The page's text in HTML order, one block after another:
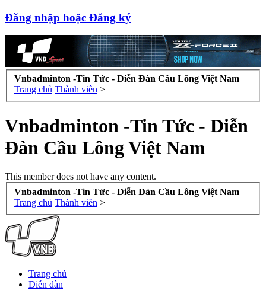
Đăng nhập hoặc Đăng ký
Vnbadminton -Tin Tức - Diễn Đàn Cầu Lông Việt Nam
Trang chủ Thành viên >
Vnbadminton -Tin Tức - Diễn
Đàn Cầu Lông Việt Nam
This member does not have any content.
Vnbadminton -Tin Tức - Diễn Đàn Cầu Lông Việt Nam
Trang chủ Thành viên >
Trang chủ
Diễn đàn